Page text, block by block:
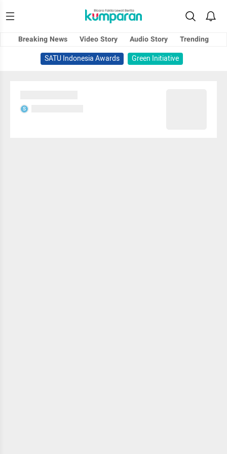
Breaking News Video Story Audio Story
Trending
SATU Indonesia Awards
Green Initiative
S